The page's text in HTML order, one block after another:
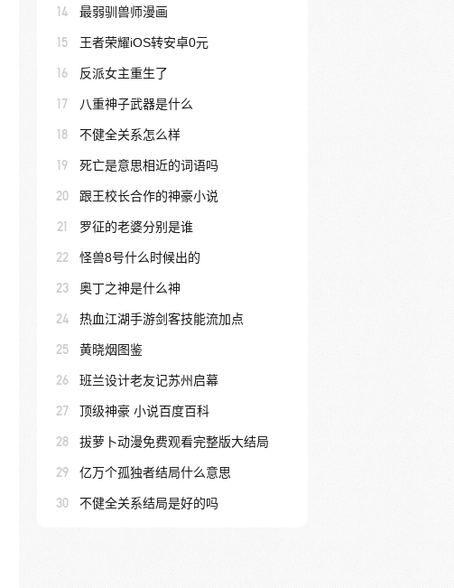
14 最弱驯兽师漫画
15 王者荣耀iOS转安卓0元
16 反派女主重生了
17 八重神子武器是什么
18 不健全关系怎么样
19 死亡是意思相近的词语吗
20 跟王校长合作的神豪小说
21 罗征的老婆分别是谁
22 怪兽8号什么时候出的
23 奥丁之神是什么神
24 热血江湖手游剑客技能流加点
25 黄晓烟图鉴
26 班兰设计老友记苏州启幕
27 顶级神豪 小说百度百科
28 拔萝卜动漫免费观看完整版大结局
29 亿万个孤独者结局什么意思
30 不健全关系结局是好的吗